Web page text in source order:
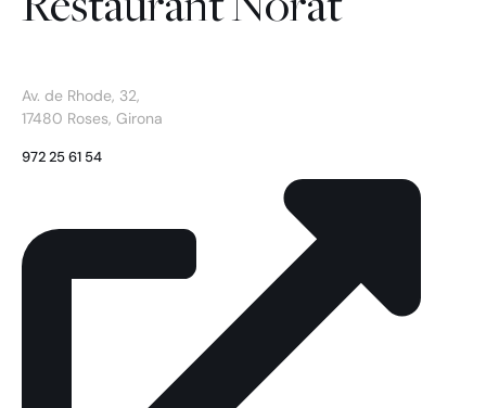
Av. de Rhode, 32,
17480 Roses, Girona
972 25 61 54